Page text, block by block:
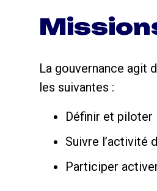
La gouvernance agit
les suivantes :
Définir et piloter
Suivre l’activité
Participer